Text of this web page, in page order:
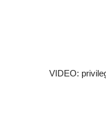
VIDEO: